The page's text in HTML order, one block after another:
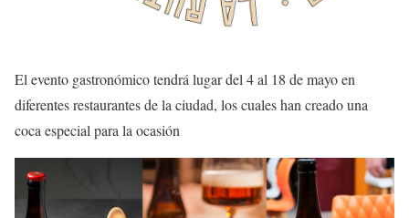
El evento gastronómico tendrá lugar del 4 al 18 de mayo en
diferentes restaurantes de la ciudad, los cuales han creado una
coca especial para la ocasión